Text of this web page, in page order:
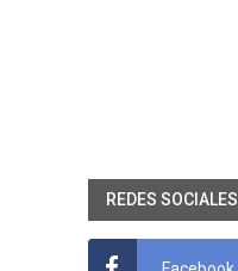
REDES SOCIALES